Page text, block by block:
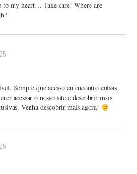
to my heart… Take care! Where are
Sempre que acesso eu encontro coisas
acessar o nosso site e descobrir mais
Venha descobrir mais agora!